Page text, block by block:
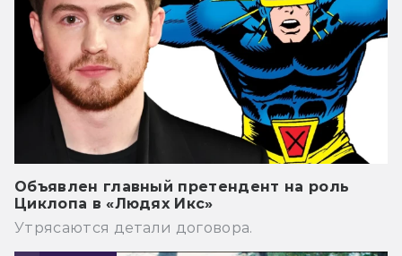
Объявлен главный претендент на роль
Циклопа в «Людях Икс»
Утрясаются детали договора.